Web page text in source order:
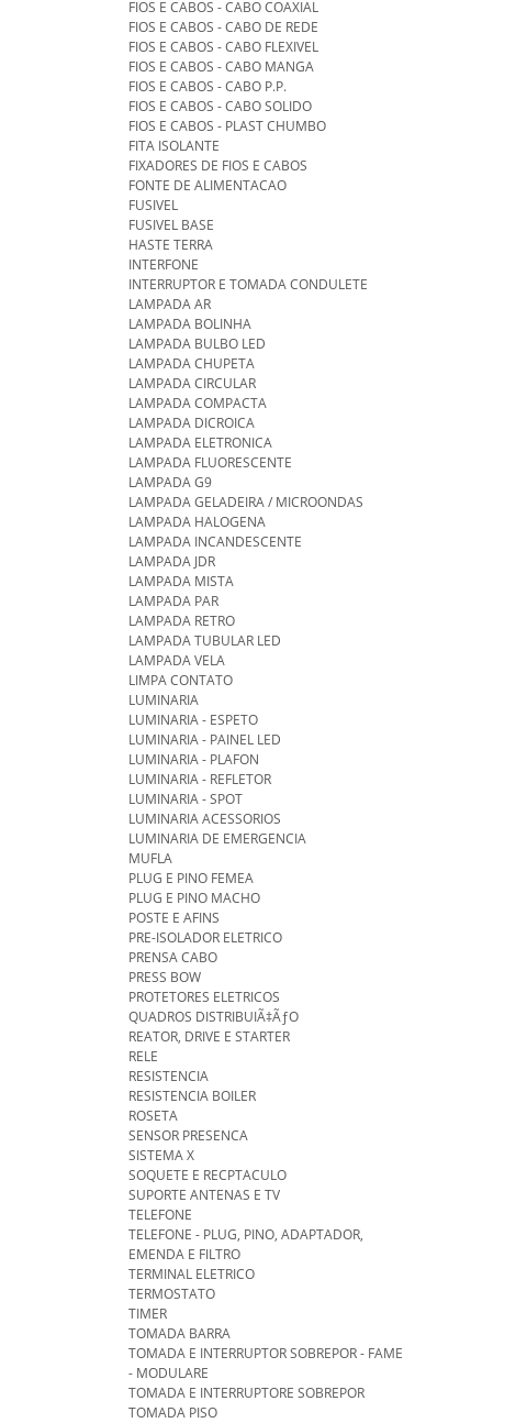
FIOS E CABOS - CABO COAXIAL
FIOS E CABOS - CABO DE REDE
FIOS E CABOS - CABO FLEXIVEL
FIOS E CABOS - CABO MANGA
FIOS E CABOS - CABO P.P.
FIOS E CABOS - CABO SOLIDO
FIOS E CABOS - PLAST CHUMBO
FITA ISOLANTE
FIXADORES DE FIOS E CABOS
FONTE DE ALIMENTACAO
FUSIVEL
FUSIVEL BASE
HASTE TERRA
INTERFONE
INTERRUPTOR E TOMADA CONDULETE
LAMPADA AR
LAMPADA BOLINHA
LAMPADA BULBO LED
LAMPADA CHUPETA
LAMPADA CIRCULAR
LAMPADA COMPACTA
LAMPADA DICROICA
LAMPADA ELETRONICA
LAMPADA FLUORESCENTE
LAMPADA G9
LAMPADA GELADEIRA / MICROONDAS
LAMPADA HALOGENA
LAMPADA INCANDESCENTE
LAMPADA JDR
LAMPADA MISTA
LAMPADA PAR
LAMPADA RETRO
LAMPADA TUBULAR LED
LAMPADA VELA
LIMPA CONTATO
LUMINARIA
LUMINARIA - ESPETO
LUMINARIA - PAINEL LED
LUMINARIA - PLAFON
LUMINARIA - REFLETOR
LUMINARIA - SPOT
LUMINARIA ACESSORIOS
LUMINARIA DE EMERGENCIA
MUFLA
PLUG E PINO FEMEA
PLUG E PINO MACHO
POSTE E AFINS
PRE-ISOLADOR ELETRICO
PRENSA CABO
PRESS BOW
PROTETORES ELETRICOS
QUADROS DISTRIBUIÃ‡ÃƒO
REATOR, DRIVE E STARTER
RELE
RESISTENCIA
RESISTENCIA BOILER
ROSETA
SENSOR PRESENCA
SISTEMA X
SOQUETE E RECPTACULO
SUPORTE ANTENAS E TV
TELEFONE
TELEFONE - PLUG, PINO, ADAPTADOR,
EMENDA E FILTRO
TERMINAL ELETRICO
TERMOSTATO
TIMER
TOMADA BARRA
TOMADA E INTERRUPTOR SOBREPOR - FAME
- MODULARE
TOMADA E INTERRUPTORE SOBREPOR
TOMADA PISO